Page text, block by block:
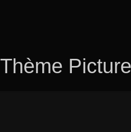
Thème